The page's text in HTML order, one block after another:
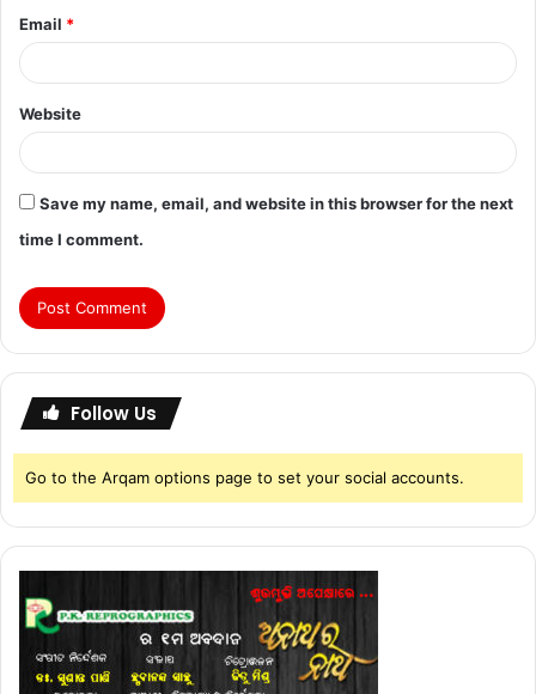
Email *
Website
Save my name, email, and website in this browser for the next
time I comment.
Follow Us
Go to the Arqam options page to set your social accounts.